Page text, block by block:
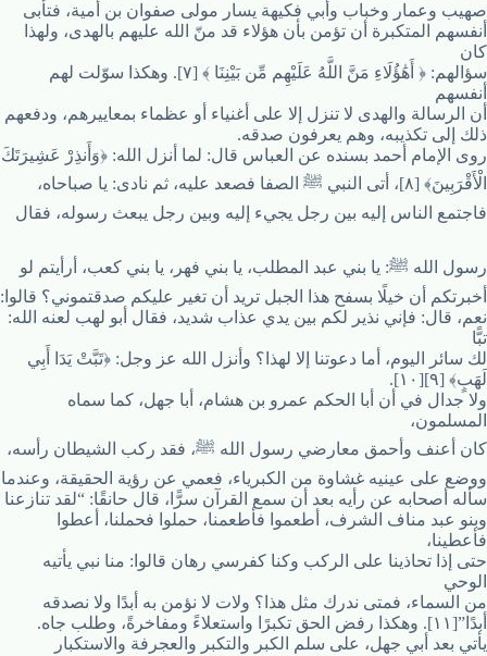
صهيب وعمار وخباب وأبي فكيهة يسار مولى صفوان بن أمية، فتأبى
أنفسهم المتكبرة أن تؤمن بأن هؤلاء قد منّ الله عليهم بالهدى، ولهذا
كان
سؤالهم: ﴿ أَهَٰؤُلَاءِ مَنَّ اللَّهُ عَلَيْهِم مِّن بَيْنِنَا ﴾ [٧]. وهكذا سوّلت لهم
أنفسهم
أن الرسالة والهدى لا تنزل إلا على أغنياء أو عظماء بمعاييرهم، ودفعهم
ذلك إلى تكذيبه، وهم يعرفون صدقه.
روى الإمام أحمد بسنده عن العباس قال: لما أنزل الله: ﴿وَأَنذِرْ عَشِيرَتَكَ
الْأَقْرَبِينَ﴾ [٨]، أتى النبي ﷺ الصفا فصعد عليه، ثم نادى: يا صباحاه،
فاجتمع الناس إليه بين رجل يجيء إليه وبين رجل يبعث رسوله، فقال
رسول الله ﷺ: يا بني عبد المطلب، يا بني فهر، يا بني كعب، أرأيتم لو
أخبرتكم أن خيلًا بسفح هذا الجبل تريد أن تغير عليكم صدقتموني؟ قالوا:
نعم، قال: فإني نذير لكم بين يدي عذاب شديد، فقال أبو لهب لعنه الله:
تبًّا
لك سائر اليوم، أما دعوتنا إلا لهذا؟ وأنزل الله عز وجل: ﴿تَبَّتْ يَدَا أَبِي
لَهَبٍ﴾ [٩][١٠].
ولا جدال في أن أبا الحكم عمرو بن هشام، أبا جهل، كما سماه
المسلمون،
كان أعنف وأحمق معارضي رسول الله ﷺ، فقد ركب الشيطان رأسه،
ووضع على عينيه غشاوة من الكبرياء، فعمي عن رؤية الحقيقة، وعندما
سأله أصحابه عن رأيه بعد أن سمع القرآن سرًّا، قال حانقًا: “لقد تنازعنا
وبنو عبد مناف الشرف، أطعموا فأطعمنا، حملوا فحملنا، أعطوا
فأعطينا،
حتى إذا تحاذينا على الركب وكنا كفرسي رهان قالوا: منا نبي يأتيه
الوحي
من السماء، فمتى ندرك مثل هذا؟ ولات لا نؤمن به أبدًا ولا نصدقه
أبدًا”[١١]. وهكذا رفض الحق تكبرًا واستعلاءً ومفاخرةً، وطلب جاه.
يأتي بعد أبي جهل، على سلم الكبر والتكبر والعجرفة والاستكبار